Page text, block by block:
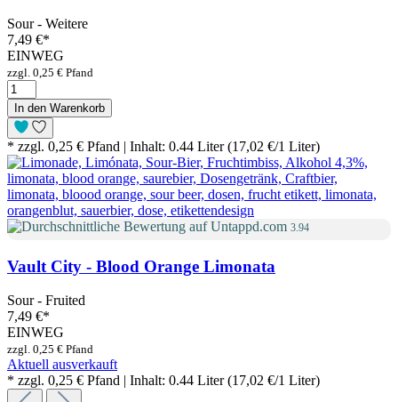
Sour - Weitere
7,49 €*
EINWEG
zzgl. 0,25 € Pfand
In den Warenkorb
* zzgl. 0,25 € Pfand | Inhalt: 0.44 Liter (17,02 €/1 Liter)
3.94
Vault City - Blood Orange Limonata
Sour - Fruited
7,49 €*
EINWEG
zzgl. 0,25 € Pfand
Aktuell ausverkauft
* zzgl. 0,25 € Pfand | Inhalt: 0.44 Liter (17,02 €/1 Liter)